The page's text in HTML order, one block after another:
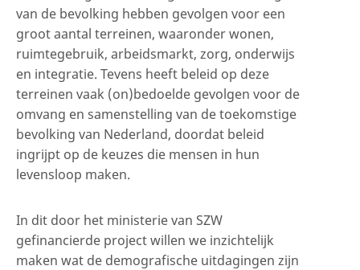
van de bevolking hebben gevolgen voor een
groot aantal terreinen, waaronder wonen,
ruimtegebruik, arbeidsmarkt, zorg, onderwijs
en integratie. Tevens heeft beleid op deze
terreinen vaak (on)bedoelde gevolgen voor de
omvang en samenstelling van de toekomstige
bevolking van Nederland, doordat beleid
ingrijpt op de keuzes die mensen in hun
levensloop maken.
In dit door het ministerie van SZW
gefinancierde project willen we inzichtelijk
maken wat de demografische uitdagingen zijn